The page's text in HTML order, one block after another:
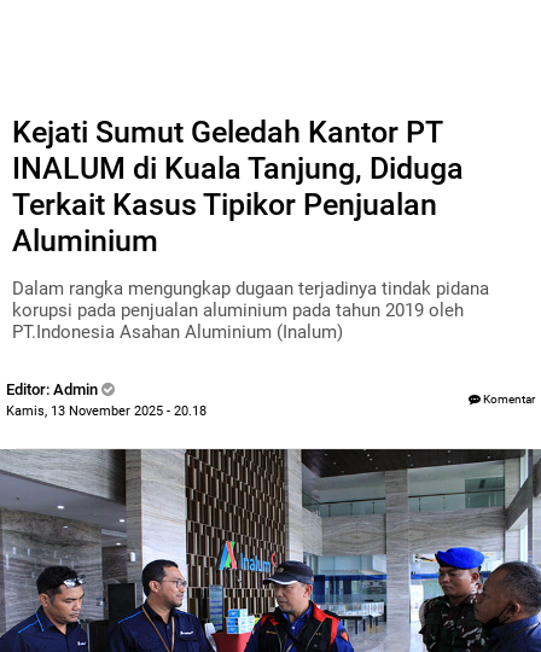
Kejati Sumut Geledah Kantor PT
INALUM di Kuala Tanjung, Diduga
Terkait Kasus Tipikor Penjualan
Aluminium
Dalam rangka mengungkap dugaan terjadinya tindak pidana
korupsi pada penjualan aluminium pada tahun 2019 oleh
PT.Indonesia Asahan Aluminium (Inalum)
Editor: Admin
Kamis, 13 November 2025 - 20.18
Komentar